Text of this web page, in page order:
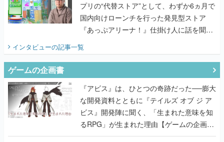
プリの“代替ストア”として、わずか6ヵ月で
国内向けローンチを行った発見型ストア
『あっぷアリーナ！』仕掛け人に話を聞い
てみた
インタビューの記事一覧
ゲームの企画書
『アビス』は、ひとつの奇跡だった──膨大
な開発資料とともに『テイルズ オブ ジ ア
ビス』開発陣に聞く、「生まれた意味を知
るRPG」が生まれた理由【ゲームの企画
書】